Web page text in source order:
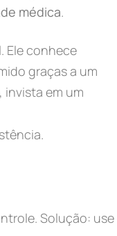
médica.
Ele conhece
graças a um
invista em um
Solução: use